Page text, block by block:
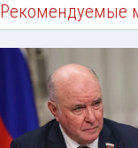
Рекомендуемые